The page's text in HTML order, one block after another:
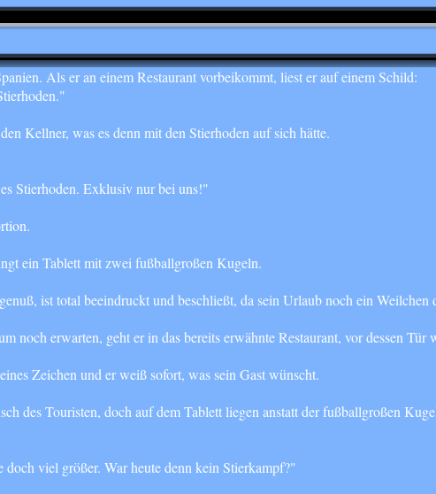
Als er an einem Restaurant vorbeikommt, liest er auf einem Schild:
Kellner, was es denn mit den Stierhoden auf sich hätte.
Stierhoden. Exklusiv nur bei uns!"
ein Tablett mit zwei fußballgroßen Kugeln.
ist total beeindruckt und beschließt, da sein Urlaub noch ein Weilchen
noch erwarten, geht er in das bereits erwähnte Restaurant, vor dessen
Zeichen und er weiß sofort, was sein Gast wünscht.
des Touristen, doch auf dem Tablett liegen anstatt der fußballgroßen
viel größer. War heute denn kein Stierkampf?"